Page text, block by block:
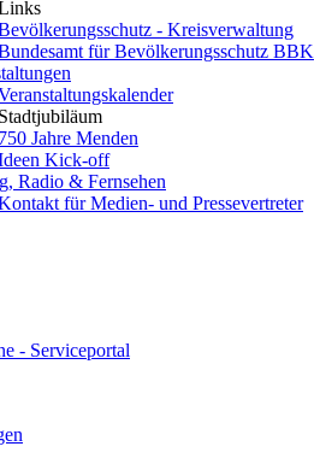
- Kreisverwaltung
für Bevölkerungsschutz BBK
Stadtjubiläum
750 Jahre Menden
Kick-off
Radio & Fernsehen
für Medien- und Pressevertreter
- Serviceportal